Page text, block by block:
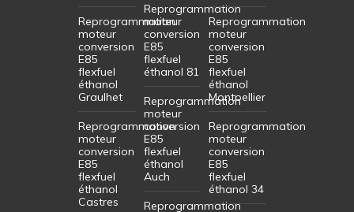
Reprogrammation
moteur
conversion
E85
flexfuel
éthanol
Graulhet
Reprogrammation
moteur
conversion
E85
flexfuel
éthanol
Castres
Reprogrammation
moteur
conversion
E85
flexfuel
éthanol 81
Reprogrammation
moteur
conversion
E85
flexfuel
éthanol
Auch
Reprogrammation
Reprogrammation
moteur
conversion
E85
flexfuel
éthanol
Montpellier
Reprogrammation
moteur
conversion
E85
flexfuel
éthanol 34